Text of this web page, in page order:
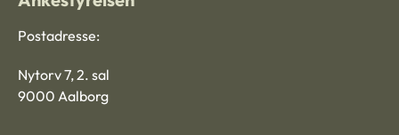
Postadresse:
Nytorv 7, 2. sal
9000 Aalborg